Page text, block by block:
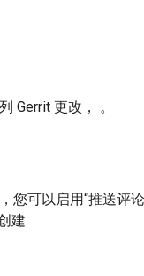
Gerrit 更改， 。
您可以启用“推送评
建